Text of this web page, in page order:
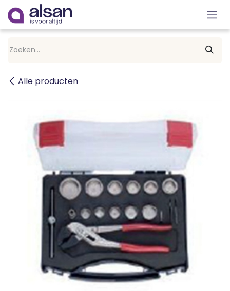
Overslaan naar inhoud
Alle producten